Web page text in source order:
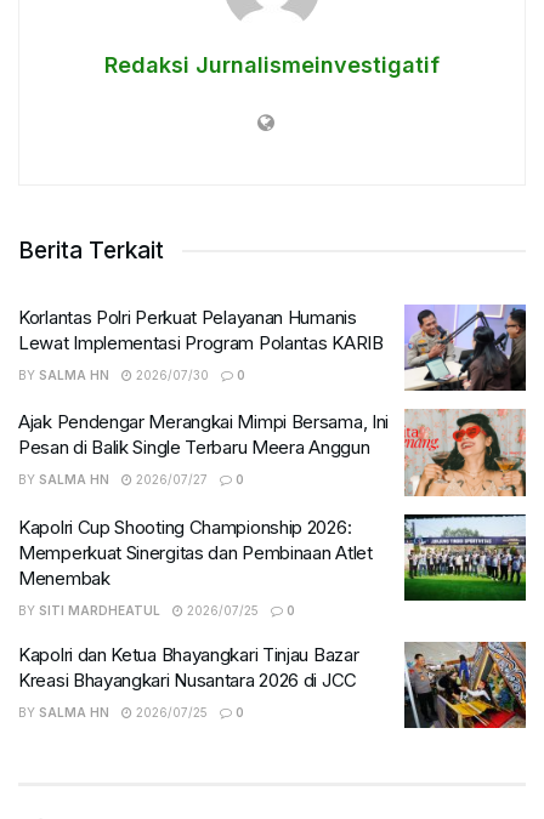
Redaksi Jurnalismeinvestigatif
Berita Terkait
Korlantas Polri Perkuat Pelayanan Humanis
Lewat Implementasi Program Polantas KARIB
BY SALMA HN 2026/07/30 0
Ajak Pendengar Merangkai Mimpi Bersama, Ini
Pesan di Balik Single Terbaru Meera Anggun
BY SALMA HN 2026/07/27 0
Kapolri Cup Shooting Championship 2026:
Memperkuat Sinergitas dan Pembinaan Atlet
Menembak
BY SITI MARDHEATUL 2026/07/25 0
Kapolri dan Ketua Bhayangkari Tinjau Bazar
Kreasi Bhayangkari Nusantara 2026 di JCC
BY SALMA HN 2026/07/25 0